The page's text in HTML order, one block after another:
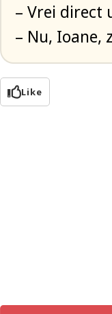
– Vrei direct
– Nu, Ioane,
Like